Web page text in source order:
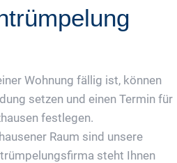
Wohnung fällig ist, können
setzen und einen Termin für
festlegen.
Raum sind unsere
steht Ihnen